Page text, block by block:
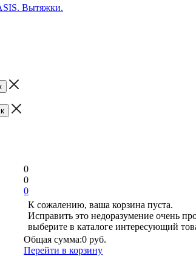
Вытяжки.
0
0
0
К сожалению, ваша корзина пуста.
Исправить это недоразумение очень
выберите в каталоге интересующий
Общая сумма:0 руб.
Перейти в корзину